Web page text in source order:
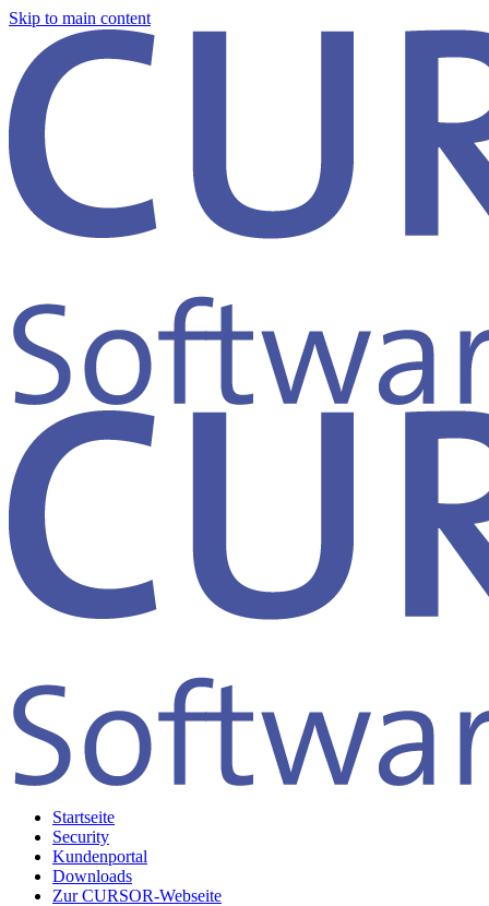
Skip to main content
Startseite
Security
Kundenportal
Downloads
Zur CURSOR-Webseite